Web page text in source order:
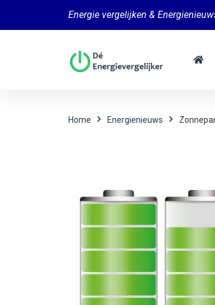
Energie vergelijken &
Home Energienieuws